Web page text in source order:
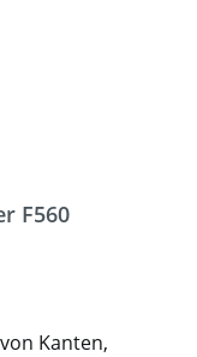
F560
Kanten,